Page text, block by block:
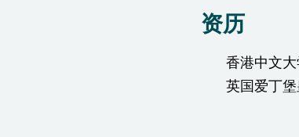
资历
香港中文
英国爱丁